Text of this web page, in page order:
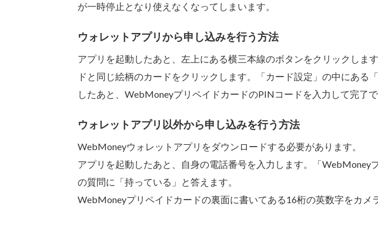
が一時停止となり使えなくなってしまいます。
ウォレットアプリから申し込みを行う方法
アプリを起動したあと、左上にある横三本線のボタンをクリックしま
ドと同じ絵柄のカードをクリックします。「カード設定」の中にある
したあと、WebMoneyプリペイドカードのPINコードを入力して完了で
ウォレットアプリ以外から申し込みを行う方法
WebMoneyウォレットアプリをダウンロードする必要があります。
アプリを起動したあと、自身の電話番号を入力します。「WebMoney
の質問に「持っている」と答えます。
WebMoneyプリペイドカードの裏面に書いてある16桁の英数字をカメ